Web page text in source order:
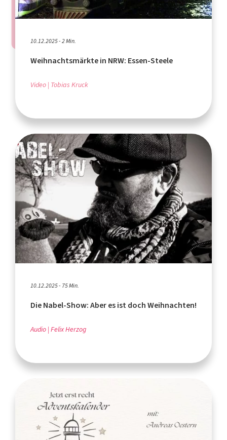
10.12.2025 - 2 Min.
Weihnachtsmärkte in NRW: Essen-Steele
Video Tobias Kruck
10.12.2025 - 75 Min.
Die Nabel-Show: Aber es ist doch Weihnachten!
Audio Felix Herzog